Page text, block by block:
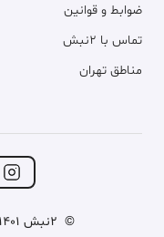
ضوابط و قوانین
تماس با ۲نبش
مناطق تهران
© 2نبش 1401